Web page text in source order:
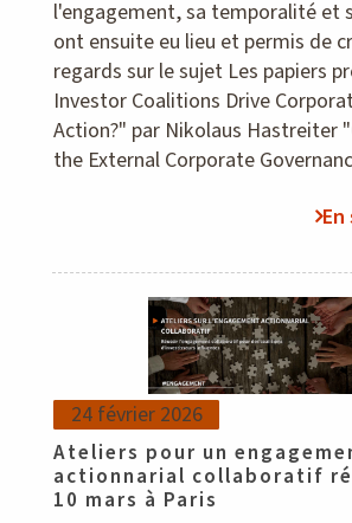
l'engagement, sa temporalité et
ont ensuite eu lieu et permis de
regards sur le sujet Les papiers
Investor Coalitions Drive
Action?" par Nikolaus Hastreiter
the External Corporate
24 février 2026
Ateliers pour un
actionnarial collaboratif
10 mars à Paris